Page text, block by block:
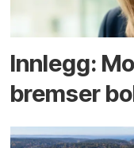
Innlegg:
bremser